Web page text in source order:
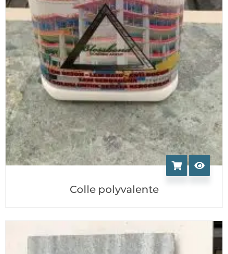
Colle polyvalente